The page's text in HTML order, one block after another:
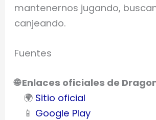
mantenernos jugando,
canjeando.
Fuentes
🌐 Enlaces oficiales de
🌍 Sitio oficial
📱 Google Play